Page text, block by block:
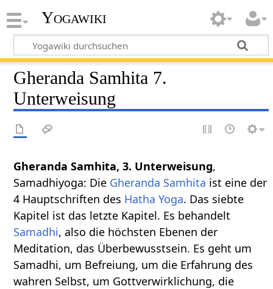
Yogawiki
Gheranda Samhita 7.
Unterweisung
Gheranda Samhita, 3. Unterweisung,
Samadhiyoga: Die Gheranda Samhita ist eine der
4 Hauptschriften des Hatha Yoga. Das siebte
Kapitel ist das letzte Kapitel. Es behandelt
Samadhi, also die höchsten Ebenen der
Meditation, das Überbewusstsein. Es geht um
Samadhi, um Befreiung, um die Erfahrung des
wahren Selbst, um Gottverwirklichung, die